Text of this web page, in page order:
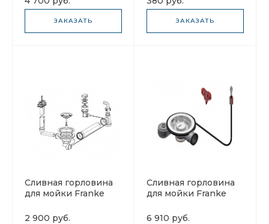
ЗАКАЗАТЬ ЗАКАЗАТЬ
Сливная горловина
для мойки Franke
2 900 руб.
Сливная горловина
для мойки Franke
6 910 руб.